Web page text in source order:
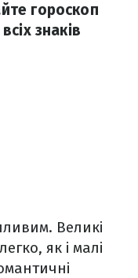
гороскоп
знаків
Великі
як і малі